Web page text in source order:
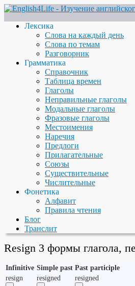
Лексика
Слова на каждый день
Слова по темам
Разговорник
Грамматика
Справочник
Таблица времен
Глаголы
Неправильные глаголы
Модальные глаголы
Фразовые глаголы
Местоимения
Наречия
Предлоги
Прилагательные
Союзы
Существительные
Числительные
Фонетика
Алфавит
Правила чтения
Блог
Транслит
Resign 3 формы глагола,
Infinitive Simple past Past participle
resign
resigned resigned